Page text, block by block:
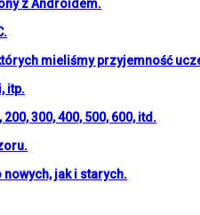
z Androidem.
mieliśmy przyjemność
itp.
300, 400, 500, 600, itd.
jak i starych.